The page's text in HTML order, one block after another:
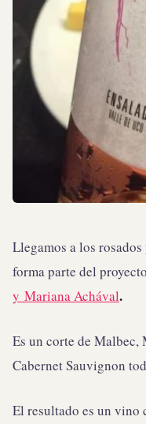
Llegamos a los
forma parte del
y Mariana Achával.
Es un corte de Malbec,
Cabernet Sauvignon
El resultado es un vino